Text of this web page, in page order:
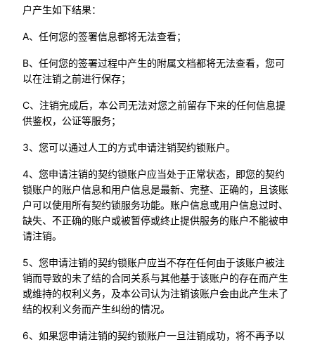
户产生如下结果：
A、任何您的签署信息都将无法查看；
B、任何您的签署过程中产生的附属文档都将无法查看，您可
以在注销之前进行保存；
C、注销完成后，本公司无法对您之前留存下来的任何信息提
供鉴权，公证等服务；
3、您可以通过人工的方式申请注销契约锁账户。
4、您申请注销的契约锁账户应当处于正常状态，即您的契约
锁账户的账户信息和用户信息是最新、完整、正确的，且该账
户可以使用所有契约锁服务功能。账户信息或用户信息过时、
缺失、不正确的账户或被暂停或终止提供服务的账户不能被申
请注销。
5、您申请注销的契约锁账户应当不存在任何由于该账户被注
销而导致的未了结的合同关系与其他基于该账户的存在而产生
或维持的权利义务，及本公司认为注销该账户会由此产生未了
结的权利义务而产生纠纷的情况。
6、如果您申请注销的契约锁账户一旦注销成功，将不再予以